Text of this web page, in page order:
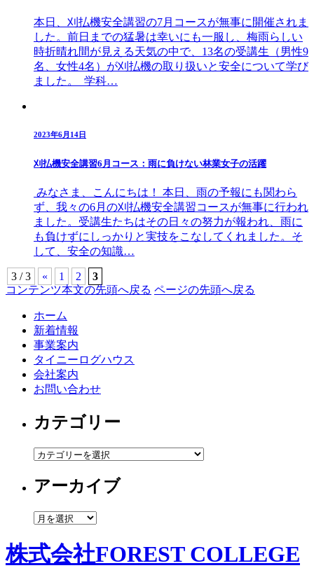
本日、刈払機安全講習の7月コースが無事に開催されま
した。前日までの猛暑は幸いにも一服し、梅雨らしい
時折晴れ間が見える天気の中で、13名の受講生（男性9
名、女性4名）が刈払機の取り扱いと安全について学び
ました。 学科…
2023年6月14日
刈払機安全講習6月コース：雨に負けない林業女子の活躍
みなさま、こんにちは！ 本日、雨の予報にも関わら
ず、我々の6月の刈払機安全講習コースが無事に行われ
ました。受講生たちはその日々の努力が報われ、雨に
も負けずにしっかりと実技をこなしてくれました。そ
して、安全の知識…
3 / 3 « 1 2
3
コンテンツ本文の先頭へ戻る ページの先頭へ戻る
ホーム
新着情報
事業案内
タイニーログハウス
会社案内
お問い合わせ
カテゴリー
カ
ゴ
ー
アーカイブ
ア
カ
イ
株式会社FOREST COLLEGE